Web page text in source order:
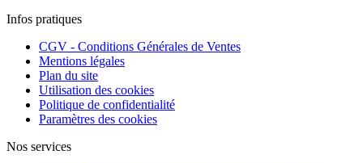
Infos pratiques
CGV - Conditions Générales de Ventes
Mentions légales
Plan du site
Utilisation des cookies
Politique de confidentialité
Paramètres des cookies
Nos services